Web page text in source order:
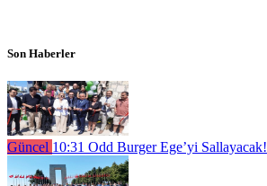
Son Haberler
Güncel 10:31 Odd Burger Ege’yi Sallayacak!